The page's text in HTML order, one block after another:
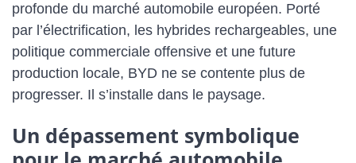
profonde du marché automobile européen. Porté
par l’électrification, les hybrides rechargeables, une
politique commerciale offensive et une future
production locale, BYD ne se contente plus de
progresser. Il s’installe dans le paysage.
Un dépassement symbolique